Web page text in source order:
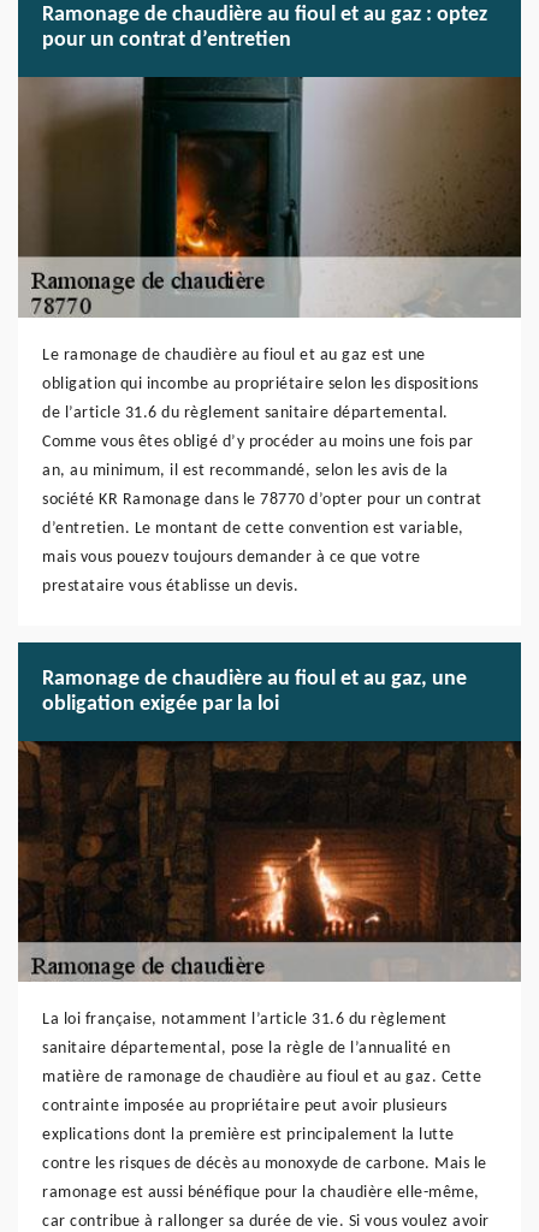
Ramonage de chaudière au fioul et au gaz : optez
pour un contrat d’entretien
Le ramonage de chaudière au fioul et au gaz est une
obligation qui incombe au propriétaire selon les dispositions
de l’article 31.6 du règlement sanitaire départemental.
Comme vous êtes obligé d’y procéder au moins une fois par
an, au minimum, il est recommandé, selon les avis de la
société KR Ramonage dans le 78770 d’opter pour un contrat
d’entretien. Le montant de cette convention est variable,
mais vous pouezv toujours demander à ce que votre
prestataire vous établisse un devis.
Ramonage de chaudière au fioul et au gaz, une
obligation exigée par la loi
La loi française, notamment l’article 31.6 du règlement
sanitaire départemental, pose la règle de l’annualité en
matière de ramonage de chaudière au fioul et au gaz. Cette
contrainte imposée au propriétaire peut avoir plusieurs
explications dont la première est principalement la lutte
contre les risques de décès au monoxyde de carbone. Mais le
ramonage est aussi bénéfique pour la chaudière elle-même,
car contribue à rallonger sa durée de vie. Si vous voulez avoir